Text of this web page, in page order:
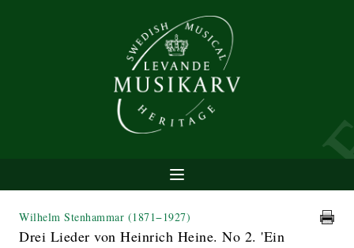
Wilhelm Stenhammar (1871−1927)
Drei Lieder von Heinrich Heine. No 2. 'Ein